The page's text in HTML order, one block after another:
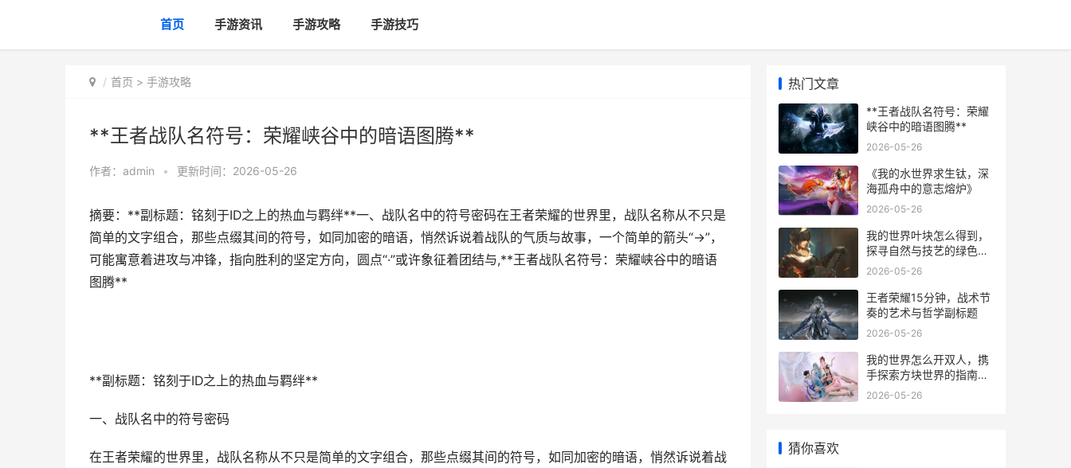
首页 手游资讯 手游攻略 手游技巧
首页 > 手游攻略
**王者战队名符号：荣耀峡谷中的暗语图腾**
作者： admin • 更新时间：2026-05-26
摘要：**副标题：铭刻于ID之上的热血与羁绊**一、战队名中的符号密码在王者荣耀的世界里，战队名称从不只是
简单的文字组合，那些点缀其间的符号，如同加密的暗语，悄然诉说着战队的气质与故事，一个简单的箭头“→”，
可能寓意着进攻与冲锋，指向胜利的坚定方向，圆点“·”或许象征着团结与,**王者战队名符号：荣耀峡谷中的暗语
图腾**
**副标题：铭刻于ID之上的热血与羁绊**
一、战队名中的符号密码
在王者荣耀的世界里，战队名称从不只是简单的文字组合，那些点缀其间的符号，如同加密的暗语，悄然诉说着战
热门文章
**王者战队名符号：荣耀
峡谷中的暗语图腾**
2026-05-26
《我的水世界求生钛，深
海孤舟中的意志熔炉》
2026-05-26
我的世界叶块怎么得到，
探寻自然与技艺的绿色之
源
2026-05-26
王者荣耀15分钟，战术节
奏的艺术与哲学副标题
2026-05-26
我的世界怎么开双人，携
手探索方块世界的指南，
副标题，搭建属于你和伙
2026-05-26
猜你喜欢